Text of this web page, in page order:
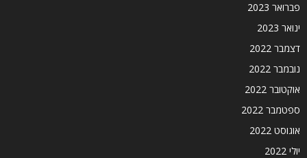
פברואר 2023
ינואר 2023
דצמבר 2022
נובמבר 2022
אוקטובר 2022
ספטמבר 2022
אוגוסט 2022
יולי 2022